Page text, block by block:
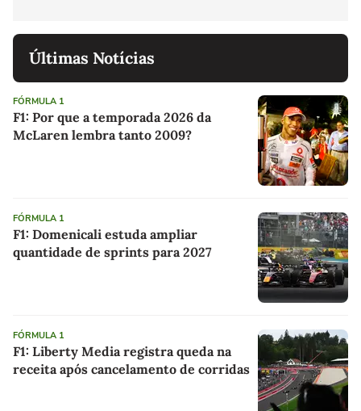
Últimas Notícias
FÓRMULA 1
F1: Por que a temporada 2026 da
McLaren lembra tanto 2009?
FÓRMULA 1
F1: Domenicali estuda ampliar
quantidade de sprints para 2027
FÓRMULA 1
F1: Liberty Media registra queda na
receita após cancelamento de corridas